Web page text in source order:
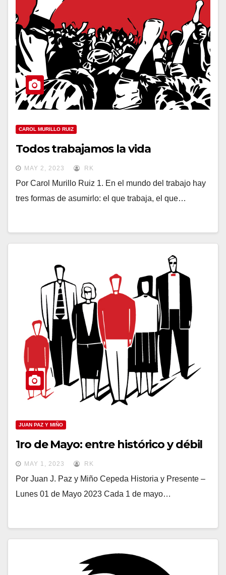
CAROL MURILLO RUIZ
Todos trabajamos la vida
MAY 2, 2023 RK
Por Carol Murillo Ruiz 1. En el mundo del trabajo hay
tres formas de asumirlo: el que trabaja, el que…
JUAN PAZ Y MIÑO
1ro de Mayo: entre histórico y débil
MAY 1, 2023 RK
Por Juan J. Paz y Miño Cepeda Historia y Presente –
Lunes 01 de Mayo 2023 Cada 1 de mayo…